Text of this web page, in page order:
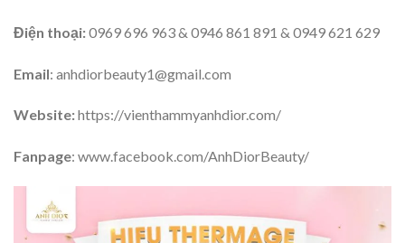
Điện thoại:0969 696 963 & 0946 861 891 & 0949 621 629
Email: anhdiorbeauty1@gmail.com
Website:https://vienthammyanhdior.com/
Fanpage: www.facebook.com/AnhDiorBeauty/